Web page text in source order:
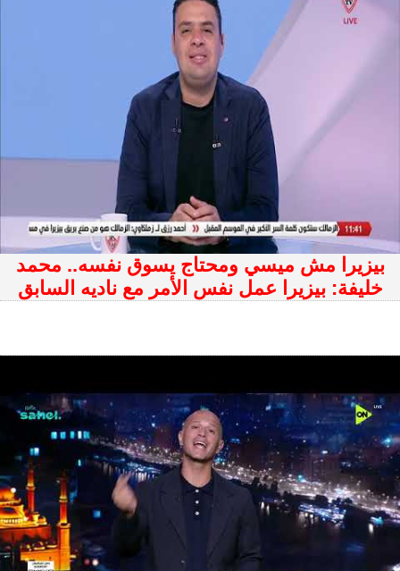
بيزيرا مش ميسي ومحتاج يسوق نفسه.. محمد
خليفة: بيزيرا عمل نفس الأمر مع ناديه السابق